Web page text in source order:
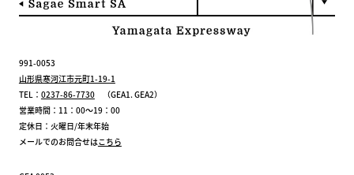
991-0053
山形県寒河江市元町1-19-1
TEL： 0237-86-7730（GEA1. GEA2）
営業時間：11：00～19：00
定休日：火曜日/年末年始
メールでのお問合せはこちら